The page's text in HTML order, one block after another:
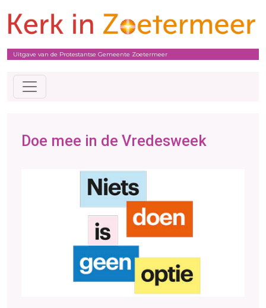
Uitgave van de Protestantse Gemeente Zoetermeer
Doe mee in de Vredesweek